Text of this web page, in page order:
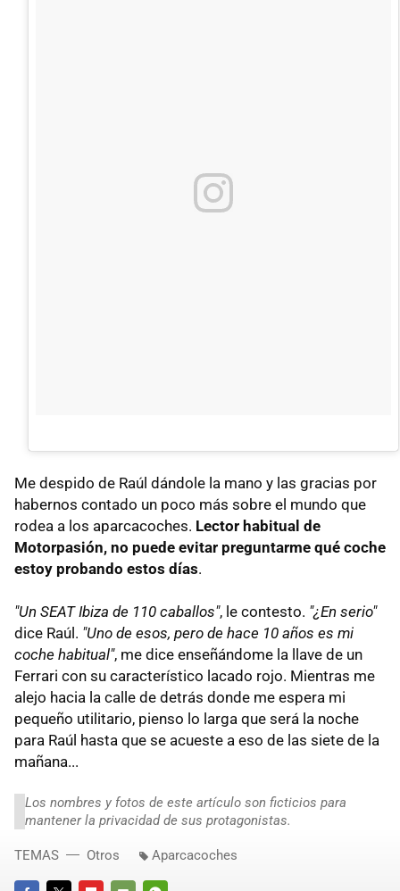
Me despido de Raúl dándole la mano y las gracias por
habernos contado un poco más sobre el mundo que
rodea a los aparcacoches. Lector habitual de
Motorpasión, no puede evitar preguntarme qué coche
estoy probando estos días.
"Un SEAT Ibiza de 110 caballos", le contesto. "¿En serio"
dice Raúl. "Uno de esos, pero de hace 10 años es mi
coche habitual", me dice enseñándome la llave de un
Ferrari con su característico lacado rojo. Mientras me
alejo hacia la calle de detrás donde me espera mi
pequeño utilitario, pienso lo larga que será la noche
para Raúl hasta que se acueste a eso de las siete de la
mañana...
Los nombres y fotos de este artículo son ficticios para
mantener la privacidad de sus protagonistas.
TEMAS Otros Aparcacoches